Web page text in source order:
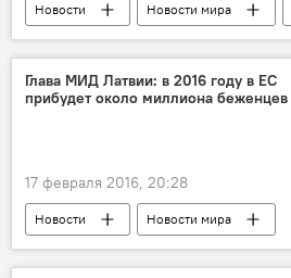
Новости Новости мира
ЖИЗНЬ
Галина Кожевникова
Комар
Генная модификация
Глава МИД Латвии: в 2016 году в ЕС
прибудет около миллиона беженцев
17 февраля 2016, 20:28
Новости Новости мира